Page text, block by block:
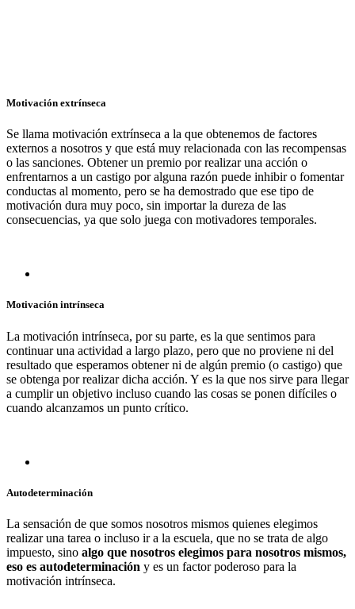
Motivación extrínseca
Se llama motivación extrínseca a la que obtenemos de factores
externos a nosotros y que está muy relacionada con las recompensas
o las sanciones. Obtener un premio por realizar una acción o
enfrentarnos a un castigo por alguna razón puede inhibir o fomentar
conductas al momento, pero se ha demostrado que ese tipo de
motivación dura muy poco, sin importar la dureza de las
consecuencias, ya que solo juega con motivadores temporales.
Motivación intrínseca
La motivación intrínseca, por su parte, es la que sentimos para
continuar una actividad a largo plazo, pero que no proviene ni del
resultado que esperamos obtener ni de algún premio (o castigo) que
se obtenga por realizar dicha acción. Y es la que nos sirve para llegar
a cumplir un objetivo incluso cuando las cosas se ponen difíciles o
cuando alcanzamos un punto crítico.
Autodeterminación
La sensación de que somos nosotros mismos quienes elegimos
realizar una tarea o incluso ir a la escuela, que no se trata de algo
impuesto, sino algo que nosotros elegimos para nosotros mismos,
eso es autodeterminación y es un factor poderoso para la
motivación intrínseca.